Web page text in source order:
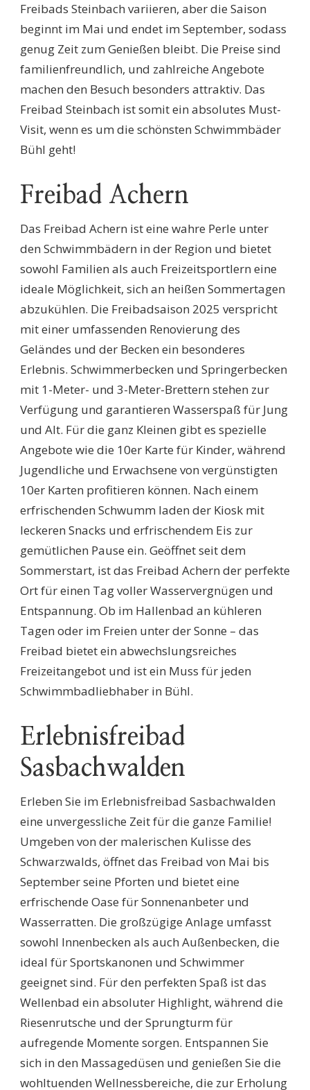
Freibads Steinbach variieren, aber die Saison
beginnt im Mai und endet im September, sodass
genug Zeit zum Genießen bleibt. Die Preise sind
familienfreundlich, und zahlreiche Angebote
machen den Besuch besonders attraktiv. Das
Freibad Steinbach ist somit ein absolutes Must-
Visit, wenn es um die schönsten Schwimmbäder
Bühl geht!
Freibad Achern
Das Freibad Achern ist eine wahre Perle unter
den Schwimmbädern in der Region und bietet
sowohl Familien als auch Freizeitsportlern eine
ideale Möglichkeit, sich an heißen Sommertagen
abzukühlen. Die Freibadsaison 2025 verspricht
mit einer umfassenden Renovierung des
Geländes und der Becken ein besonderes
Erlebnis. Schwimmerbecken und Springerbecken
mit 1-Meter- und 3-Meter-Brettern stehen zur
Verfügung und garantieren Wasserspaß für Jung
und Alt. Für die ganz Kleinen gibt es spezielle
Angebote wie die 10er Karte für Kinder, während
Jugendliche und Erwachsene von vergünstigten
10er Karten profitieren können. Nach einem
erfrischenden Schwumm laden der Kiosk mit
leckeren Snacks und erfrischendem Eis zur
gemütlichen Pause ein. Geöffnet seit dem
Sommerstart, ist das Freibad Achern der perfekte
Ort für einen Tag voller Wasservergnügen und
Entspannung. Ob im Hallenbad an kühleren
Tagen oder im Freien unter der Sonne – das
Freibad bietet ein abwechslungsreiches
Freizeitangebot und ist ein Muss für jeden
Schwimmbadliebhaber in Bühl.
Erlebnisfreibad
Sasbachwalden
Erleben Sie im Erlebnisfreibad Sasbachwalden
eine unvergessliche Zeit für die ganze Familie!
Umgeben von der malerischen Kulisse des
Schwarzwalds, öffnet das Freibad von Mai bis
September seine Pforten und bietet eine
erfrischende Oase für Sonnenanbeter und
Wasserratten. Die großzügige Anlage umfasst
sowohl Innenbecken als auch Außenbecken, die
ideal für Sportskanonen und Schwimmer
geeignet sind. Für den perfekten Spaß ist das
Wellenbad ein absoluter Highlight, während die
Riesenrutsche und der Sprungturm für
aufregende Momente sorgen. Entspannen Sie
sich in den Massagedüsen und genießen Sie die
wohltuenden Wellnessbereiche, die zur Erholung